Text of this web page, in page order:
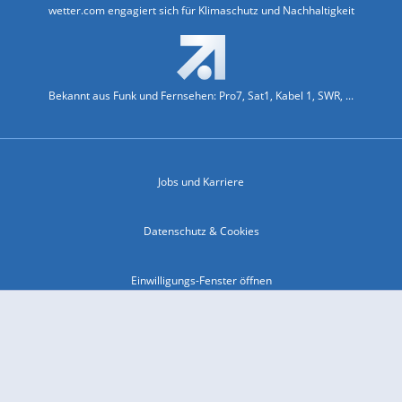
wetter.com engagiert sich für Klimaschutz und Nachhaltigkeit
Bekannt aus Funk und Fernsehen: Pro7, Sat1, Kabel 1, SWR, ...
Jobs und Karriere
Datenschutz & Cookies
Einwilligungs-Fenster öffnen